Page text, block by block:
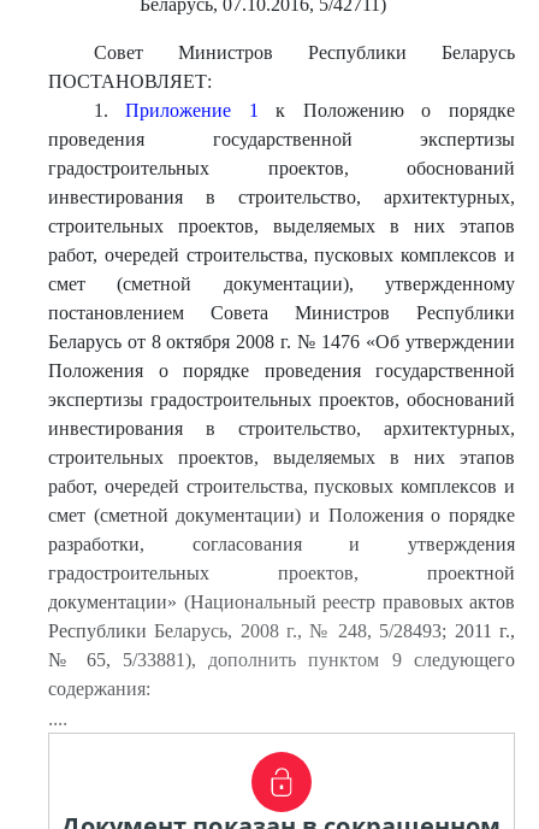
Беларусь, 07.10.2016, 5/42711)
Совет Министров Республики Беларусь
ПОСТАНОВЛЯЕТ:
1.Приложение 1
к Положению о порядке
проведения государственной экспертизы
градостроительных проектов, обоснований
инвестирования в строительство, архитектурных,
строительных проектов, выделяемых в них этапов
работ, очередей строительства, пусковых комплексов и
смет (сметной документации), утвержденному
постановлением Совета Министров Республики
Беларусь от 8 октября 2008 г. № 1476 «Об утверждении
Положения о порядке проведения государственной
экспертизы градостроительных проектов, обоснований
инвестирования в строительство, архитектурных,
строительных проектов, выделяемых в них этапов
работ, очередей строительства, пусковых комплексов и
смет (сметной документации) и Положения о порядке
разработки, согласования и утверждения
градостроительных проектов, проектной
документации» (Национальный реестр правовых актов
Республики Беларусь, 2008 г., № 248, 5/28493; 2011 г.,
№ 65, 5/33881), дополнить пунктом 9 следующего
содержания:
....